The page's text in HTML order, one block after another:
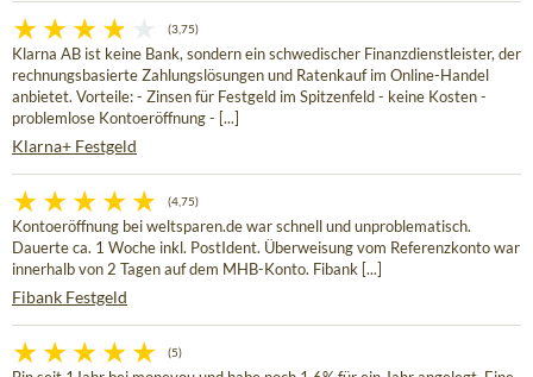
(3,75)
Klarna AB ist keine Bank, sondern ein schwedischer Finanzdienstleister, der
rechnungsbasierte Zahlungslösungen und Ratenkauf im Online-Handel
anbietet. Vorteile: - Zinsen für Festgeld im Spitzenfeld - keine Kosten -
problemlose Kontoeröffnung - [...]
Klarna+ Festgeld
(4,75)
Kontoeröffnung bei weltsparen.de war schnell und unproblematisch.
Dauerte ca. 1 Woche inkl. PostIdent. Überweisung vom Referenzkonto war
innerhalb von 2 Tagen auf dem MHB-Konto. Fibank [...]
Fibank Festgeld
(5)